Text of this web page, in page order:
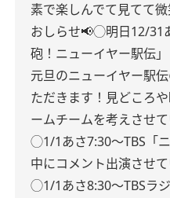
素で楽しんでて見てて
おしらせ📢◯明日12/31
砲！ニューイヤー駅伝」
元旦のニューイヤー駅
ただきます！ 見どころ
ームチームを考えさせて
◯1/1あさ7:30〜TBS「
中にコメント出演させ
◯1/1あさ8:30〜TBSラ